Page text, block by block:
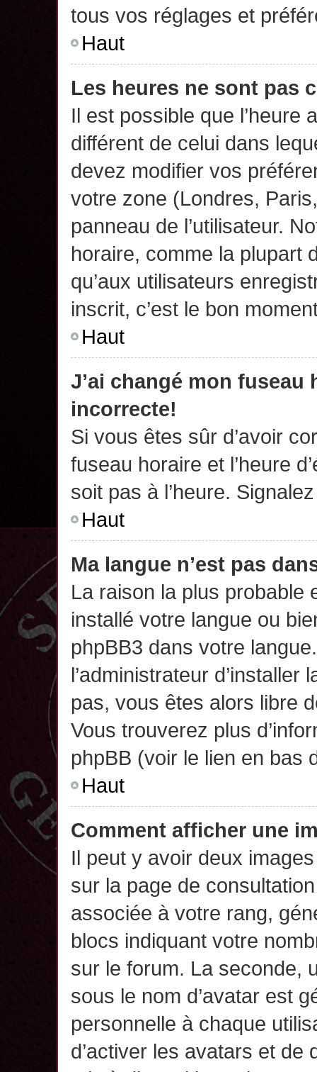
tous vos réglages et
Haut
Les heures ne sont pas
Il est possible que l’heure
différent de celui dans
devez modifier vos
votre zone (Londres,
panneau de l’utilisateur.
horaire, comme la plupart
qu’aux utilisateurs
inscrit, c’est le bon
Haut
J’ai changé mon fuseau
incorrecte!
Si vous êtes sûr d’avoir
fuseau horaire et l’heure
soit pas à l’heure.
Haut
Ma langue n’est pas
La raison la plus probable
installé votre langue ou
phpBB3 dans votre
l’administrateur d’installer
pas, vous êtes alors libre
Vous trouverez plus
phpBB (voir le lien en bas
Haut
Comment afficher une
Il peut y avoir deux
sur la page de
associée à votre rang,
blocs indiquant votre
sur le forum. La seconde,
sous le nom d’avatar est
personnelle à chaque
d’activer les avatars et de